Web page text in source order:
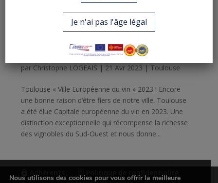
Toulouse, ville européenne du vin 2023 !
par Christophe LOGEAIS | 21 Avr 2023 | Toulouse
Toulouse « Ville Européenne du vin » 2023 ! Encore
une bonne raison d’être fiers de notre ville. Toulouse
a été élue Capitale européenne du vin en 2023. Une
distinction exceptionnelle qui récompense la richesse
des vignobles du Sud-Ouest et nous donne...
Je n'ai pas l'âge légal
Nous utilisons des cookies pour vous offrir la meilleure